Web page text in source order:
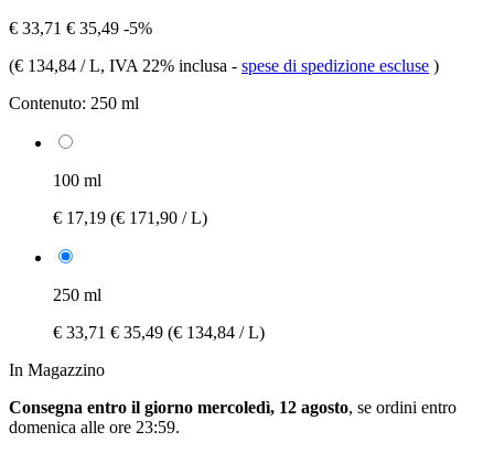
€ 33,71 € 35,49 -5%
(€ 134,84 / L, IVA 22% inclusa - spese di spedizione escluse )
Contenuto: 250 ml
100 ml
€ 17,19 (€ 171,90 / L)
250 ml
€ 33,71 € 35,49 (€ 134,84 / L)
In Magazzino
Consegna entro il giorno mercoledì, 12 agosto, se ordini entro
domenica alle ore 23:59.